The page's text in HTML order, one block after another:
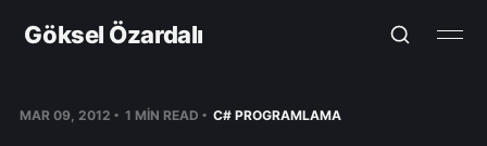
Göksel Özardalı
MAR 09, 2012 1 MIN READ C# PROGRAMLAMA